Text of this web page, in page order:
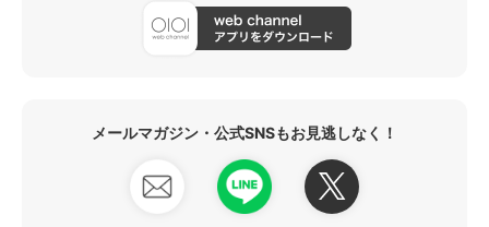
メールマガジン・公式SNSもお見逃しなく！